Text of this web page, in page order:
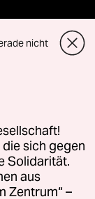
Genehmigungen
nicht
sich gegen
Solidarität.
aus
Zentrum“ –